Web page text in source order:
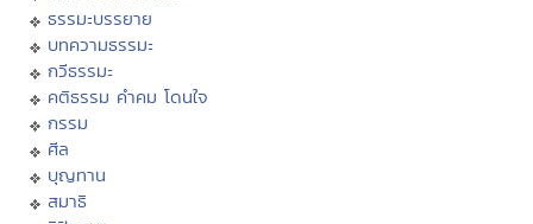
ธรรมะบรรยาย
บทความธรรมะ
กวีธรรมะ
คติธรรม คำคม โดนใจ
กรรม
ศีล
บุญทาน
สมาธิ